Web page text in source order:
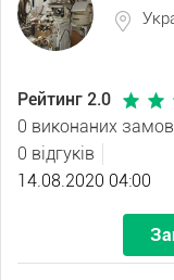
Рейтинг 2.0
0 виконаних
0 відгуків
14.08.2020 04:00